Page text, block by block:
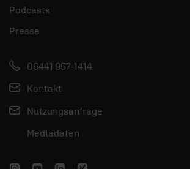
Podcasts
Presse
06441 957-1414
Kontakt
Nutzungsanfrage
Mediadaten